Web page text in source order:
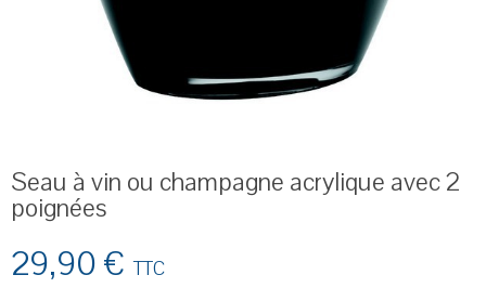
Seau à vin ou champagne acrylique avec 2
poignées
29,90 €TTC